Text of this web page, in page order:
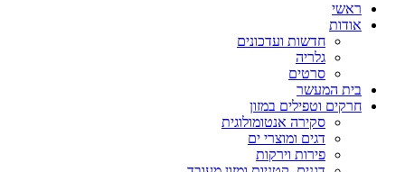
ראשי
אודות
חדשות ועדכונים
גלריה
סרטים
בית המעשר
חרקים וטפילים במזון
סקירה אנטומולוגית
דגים ומוצרי ים
פירות וירקות